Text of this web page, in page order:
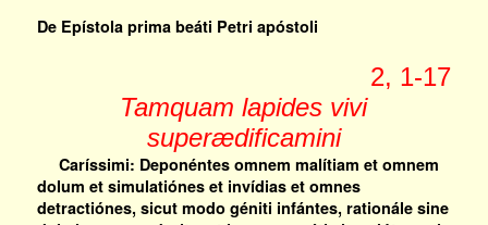
De Epístola prima beáti Petri apóstoli
2, 1-17
Tamquam lapides vivi
superædificamini
Caríssimi: Deponéntes omnem malítiam et omnem
dolum et simulatiónes et invídias et omnes
detractiónes, sicut modo géniti infántes, rationále sine